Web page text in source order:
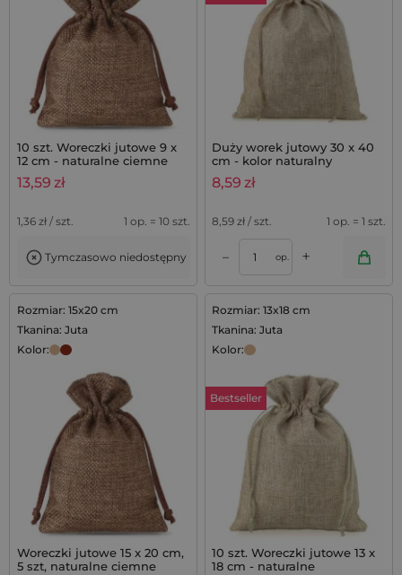
10 szt. Woreczki jutowe 9 x
12 cm - naturalne ciemne
13,59 zł
1,36 zł / szt. 1 op. = 10 szt.
Tymczasowo niedostępny
Duży worek jutowy 30 x 40
cm - kolor naturalny
8,59 zł
8,59 zł / szt. 1 op. = 1 szt.
– op. +
Rozmiar: 15x20 cm
Tkanina: Juta
Kolor:
Woreczki jutowe 15 x 20 cm,
5 szt, naturalne ciemne
Rozmiar: 13x18 cm
Tkanina: Juta
Kolor:
Bestseller
10 szt. Woreczki jutowe 13 x
18 cm - naturalne